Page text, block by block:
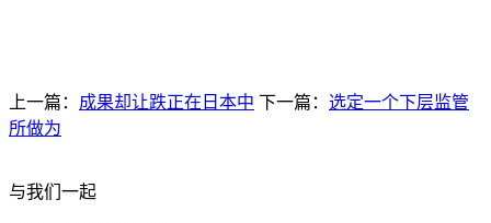
上一篇： 成果却让跌正在日本中 下一篇： 选定一个下层监管
所做为
与我们一起